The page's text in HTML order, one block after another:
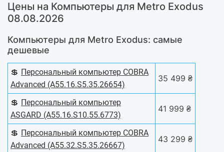
Цены на Компьютеры для Metro Exodus
08.08.2026
Компьютеры для Metro Exodus: самые
дешевые
💲 Персональный компьютер COBRA
Advanced (A55.16.S5.35.26654)
35 499 ₴
💲 Персональный компьютер
ASGARD (A55.16.S10.55.6773)
41 999 ₴
💲 Персональный компьютер COBRA
Advanced (A55.32.S5.35.26667)
43 299 ₴